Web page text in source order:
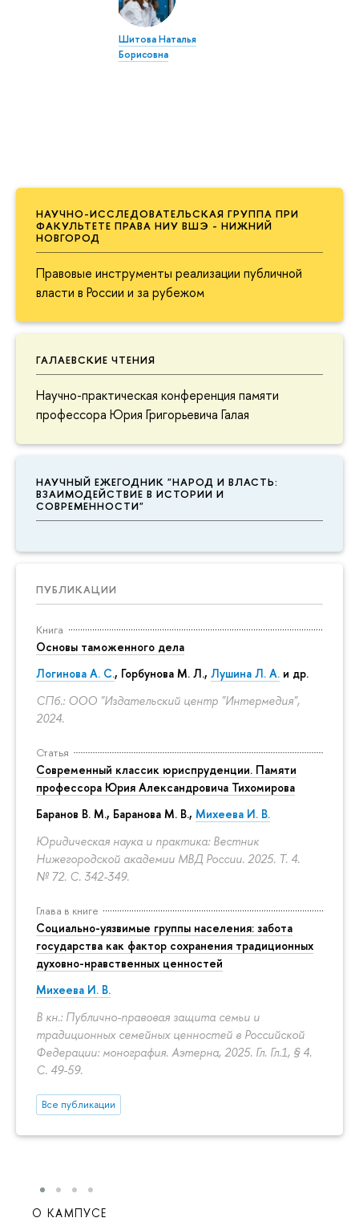
НАУЧНО-ИССЛЕДОВАТЕЛЬСКАЯ ГРУППА ПРИ
ФАКУЛЬТЕТЕ ПРАВА НИУ ВШЭ - НИЖНИЙ
НОВГОРОД
Правовые инструменты реализации публичной
власти в России и за рубежом
ГАЛАЕВСКИЕ ЧТЕНИЯ
Научно-практическая конференция памяти
профессора Юрия Григорьевича Галая
НАУЧНЫЙ ЕЖЕГОДНИК "НАРОД И ВЛАСТЬ:
ВЗАИМОДЕЙСТВИЕ В ИСТОРИИ И
СОВРЕМЕННОСТИ"
ПУБЛИКАЦИИ
Книга
Основы таможенного дела
Логинова А. С., Горбунова М. Л., Лушина Л. А. и др.
СПб.: ООО "Издательский центр "Интермедия",
2024.
Статья
Современный классик юриспруденции. Памяти
профессора Юрия Александровича Тихомирова
Баранов В. М., Баранова М. В., Михеева И. В.
Юридическая наука и практика: Вестник
Нижегородской академии МВД России. 2025. Т. 4.
№ 72. С. 342-349.
Глава в книге
Социально-уязвимые группы населения: забота
государства как фактор сохранения традиционных
духовно-нравственных ценностей
Михеева И. В.
В кн.: Публично-правовая защита семьи и
традиционных семейных ценностей в Российской
Федерации: монография. Аэтерна, 2025. Гл. Гл.1, § 4.
С. 49-59.
Все публикации
Шитова Наталья
Борисовна
О КАМПУСЕ